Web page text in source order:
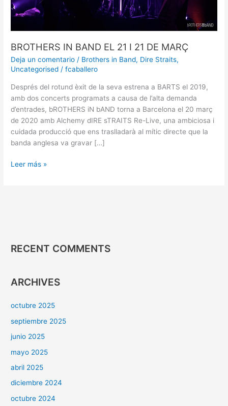
BROTHERS IN BAND EL 21 I 21 DE MARÇ
Deja un comentario / Brothers in Band, Dire Straits,
Uncategorised /fcaballero
Després del rotund èxit de la seva estrena a BARTS el 2019,
amb dos concerts programats a causa de l’alta demanda
d’entrades, bROTHERS iN bAND torna a Barcelona el 20 març
de 2020 amb Alchemy dIRE sTRAITS Re-Live, una ambiciosa i
cuidada producció que ens traslladarà al mític directe que la
banda anglesa va gravar […]
Leer más »
RECENT COMMENTS
ARCHIVES
octubre 2025
septiembre 2025
junio 2025
mayo 2025
abril 2025
diciembre 2024
octubre 2024